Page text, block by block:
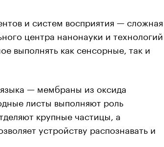
и систем восприятия — сложная
центра нанонауки и технологий
выполнять как сенсорные, так и
— мембраны из оксида
листы выполняют роль
крупные частицы, а
устройству распознавать и